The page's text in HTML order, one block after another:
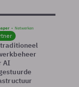
Netwerken
traditioneel
AI